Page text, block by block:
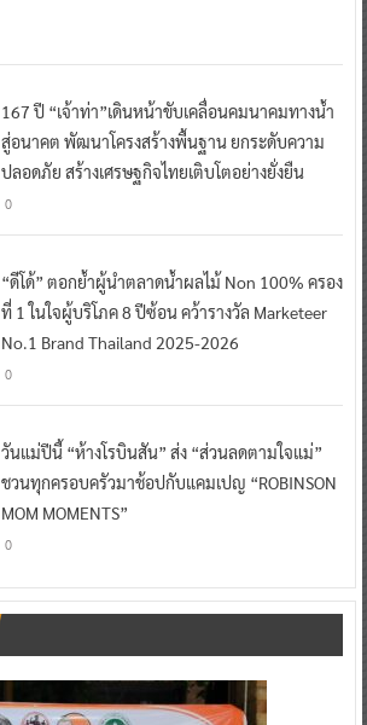
167 ปี “เจ้าท่า”เดินหน้าขับเคลื่อนคมนาคมทางน้ำ
สู่อนาคต พัฒนาโครงสร้างพื้นฐาน ยกระดับความ
ปลอดภัย สร้างเศรษฐกิจไทยเติบโตอย่างยั่งยืน
0
“ดีโด้” ตอกย้ำผู้นำตลาดน้ำผลไม้ Non 100% ครอง
ที่ 1 ในใจผู้บริโภค 8 ปีซ้อน คว้ารางวัล Marketeer
No.1 Brand Thailand 2025-2026
0
วันแม่ปีนี้ “ห้างโรบินสัน” ส่ง “ส่วนลดตามใจแม่”
ชวนทุกครอบครัวมาช้อปกับแคมเปญ “ROBINSON
MOM MOMENTS”
0